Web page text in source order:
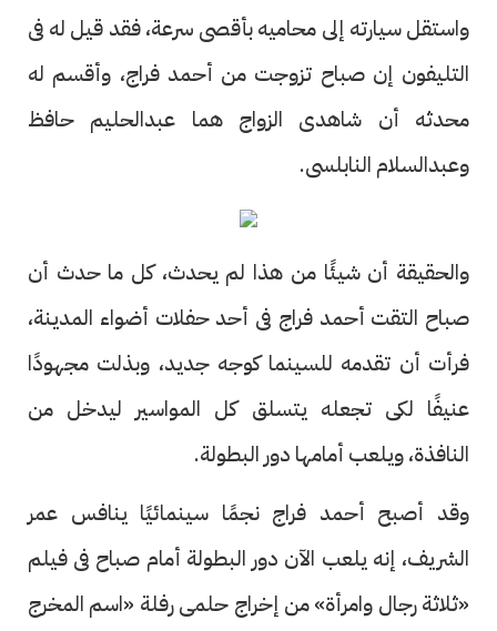
واستقل سيارته إلى محاميه بأقصى سرعة، فقد قيل له فى
التليفون إن صباح تزوجت من أحمد فراج، وأقسم له
محدثه أن شاهدى الزواج هما عبدالحليم حافظ
وعبدالسلام النابلسى.
والحقيقة أن شيئًا من هذا لم يحدث، كل ما حدث أن
صباح التقت أحمد فراج فى أحد حفلات أضواء المدينة،
فرأت أن تقدمه للسينما كوجه جديد، وبذلت مجهودًا
عنيفًا لكى تجعله يتسلق كل المواسير ليدخل من
النافذة، ويلعب أمامها دور البطولة.
وقد أصبح أحمد فراج نجمًا سينمائيًا ينافس عمر
الشريف، إنه يلعب الآن دور البطولة أمام صباح فى فيلم
«ثلاثة رجال وامرأة» من إخراج حلمى رفلة «اسم المخرج